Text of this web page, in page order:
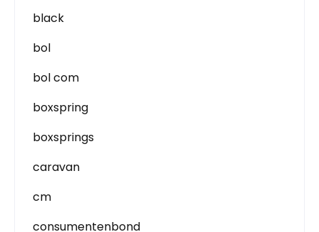
black
bol
bol com
boxspring
boxsprings
caravan
cm
consumentenbond